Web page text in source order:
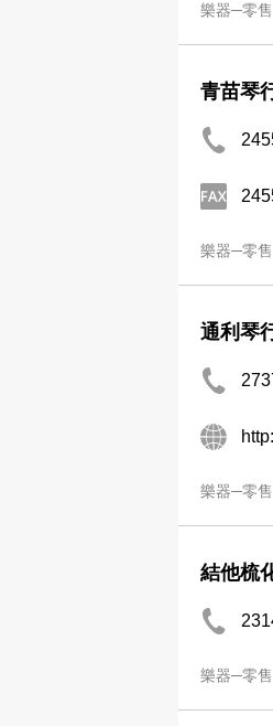
樂器─零售
青苗琴
樂器─零售
通利琴
樂器─零售
結他梳
樂器─零售